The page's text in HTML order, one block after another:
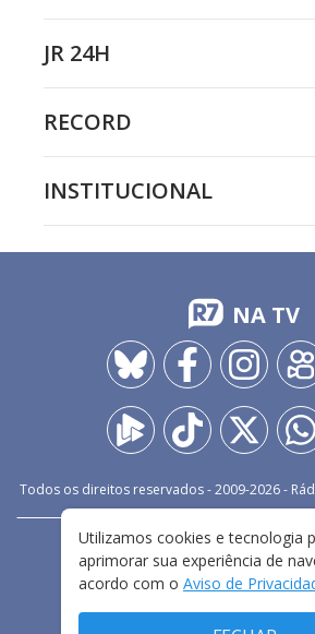
JR 24H
RECORD
INSTITUCIONAL
NA TV
Todos os direitos reservados - 2009-2026-
FALE CONOSCO
TERMOS E CONDIÇÕES DE
Utilizamos cookies e tecnologia
aprimorar sua experiência de
acordo com o Aviso de